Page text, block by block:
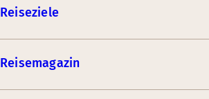
Reiseziele
Reisemagazin